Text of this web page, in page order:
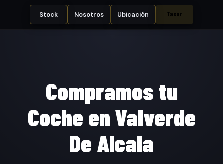
Stock Nosotros Ubicación Tasar
Compramos tu
Coche en Valverde
De Alcala